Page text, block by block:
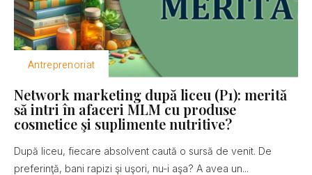
Antreprenoriat
Network marketing după liceu (P1): merită
să intri în afaceri MLM cu produse
cosmetice şi suplimente nutritive?
După liceu, fiecare absolvent caută o sursă de venit. De
preferinţă, bani rapizi şi uşori, nu-i aşa? A avea un...